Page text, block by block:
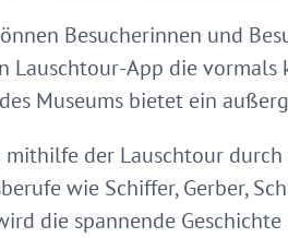
Besucherinnen und
Lauschtour-App die vormals
Museums bietet ein
mithilfe der Lauschtour
wie Schiffer, Gerber,
die spannende